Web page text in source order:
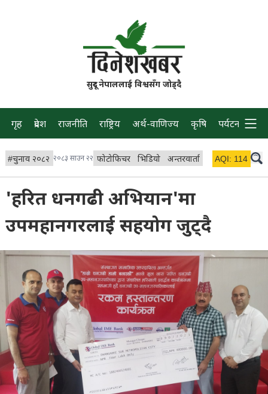
सुदूर नेपाललाई विश्वसँग जोड्दै
गृह प्रदेश राजनीति राष्ट्रिय अर्थ-वाणिज्य कृषि पर्यटन प्रवास
#चुनाव २०८२ २०८३ साउन २२ फोटोफिचर भिडियो अन्तरवार्ता विचार/ब्लग
AQI: 114
'हरित धनगढी अभियान'मा
उपमहानगरलाई सहयोग जुट्दै